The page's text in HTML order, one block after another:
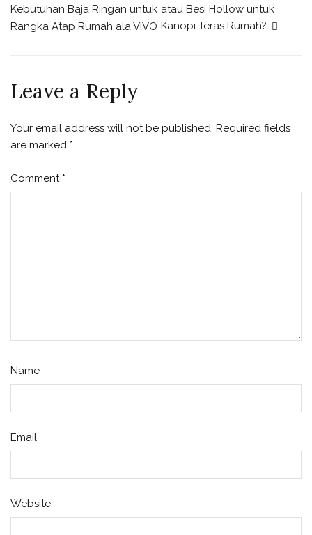
Kebutuhan Baja Ringan untuk
Rangka Atap Rumah ala VIVO
atau Besi Hollow untuk
Kanopi Teras Rumah?
Leave a Reply
Your email address will not be published. Required fields
are marked *
Comment *
Name
Email
Website